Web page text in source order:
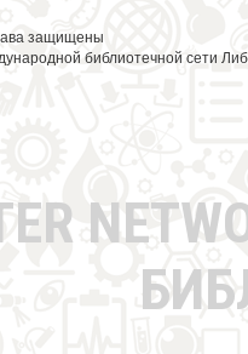
защищены
библиотечной сети